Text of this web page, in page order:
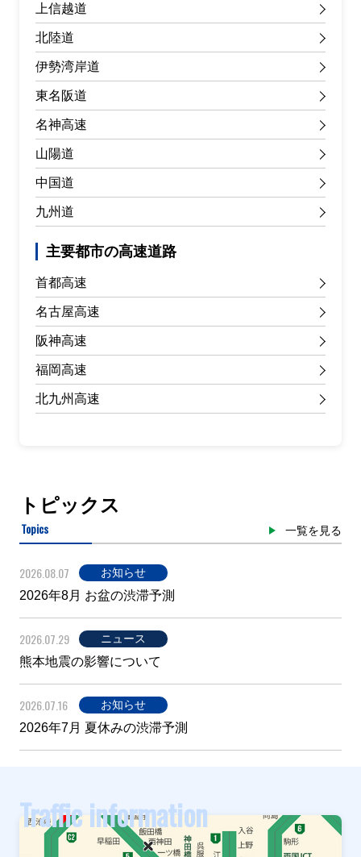
上信越道
北陸道
伊勢湾岸道
東名阪道
名神高速
山陽道
中国道
九州道
主要都市の高速道路
首都高速
名古屋高速
阪神高速
福岡高速
北九州高速
トピックス
Topics 一覧を見る
2026.08.07 お知らせ
2026年8月 お盆の渋滞予測
2026.07.29 ニュース
熊本地震の影響について
2026.07.16 お知らせ
2026年7月 夏休みの渋滞予測
Traffic information